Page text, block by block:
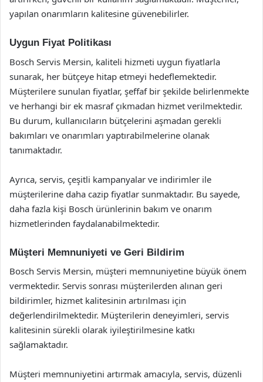
yapılan onarımların kalitesine güvenebilirler.
Uygun Fiyat Politikası
Bosch Servis Mersin, kaliteli hizmeti uygun fiyatlarla
sunarak, her bütçeye hitap etmeyi hedeflemektedir.
Müşterilere sunulan fiyatlar, şeffaf bir şekilde belirlenmekte
ve herhangi bir ek masraf çıkmadan hizmet verilmektedir.
Bu durum, kullanıcıların bütçelerini aşmadan gerekli
bakımları ve onarımları yaptırabilmelerine olanak
tanımaktadır.
Ayrıca, servis, çeşitli kampanyalar ve indirimler ile
müşterilerine daha cazip fiyatlar sunmaktadır. Bu sayede,
daha fazla kişi Bosch ürünlerinin bakım ve onarım
hizmetlerinden faydalanabilmektedir.
Müşteri Memnuniyeti ve Geri Bildirim
Bosch Servis Mersin, müşteri memnuniyetine büyük önem
vermektedir. Servis sonrası müşterilerden alınan geri
bildirimler, hizmet kalitesinin artırılması için
değerlendirilmektedir. Müşterilerin deneyimleri, servis
kalitesinin sürekli olarak iyileştirilmesine katkı
sağlamaktadır.
Müşteri memnuniyetini artırmak amacıyla, servis, düzenli